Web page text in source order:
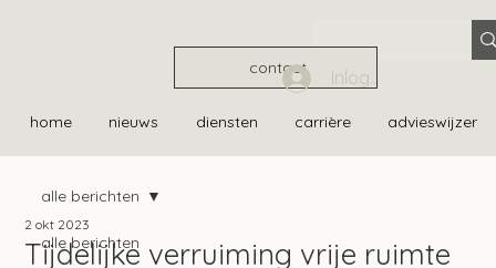
contact
home nieuws diensten carrière advieswijzer
Inloggen
alle berichten
alle berichten
Tijdelijke verruiming vrije ruimte
2 okt 2023